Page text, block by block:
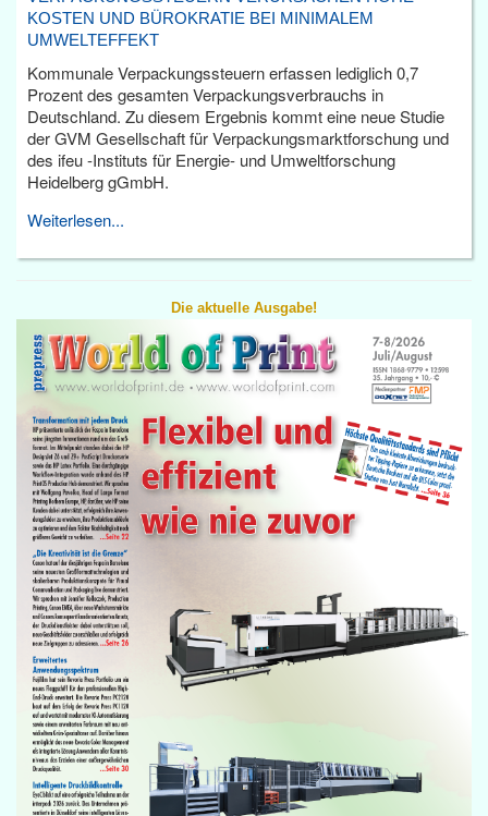
KOSTEN UND BÜROKRATIE BEI MINIMALEM
UMWELTEFFEKT
Kommunale Verpackungssteuern erfassen lediglich 0,7
Prozent des gesamten Verpackungsverbrauchs in
Deutschland. Zu diesem Ergebnis kommt eine neue Studie
der GVM Gesellschaft für Verpackungsmarktforschung und
des ifeu -Instituts für Energie- und Umweltforschung
Heidelberg gGmbH.
Weiterlesen...
Die aktuelle Ausgabe!